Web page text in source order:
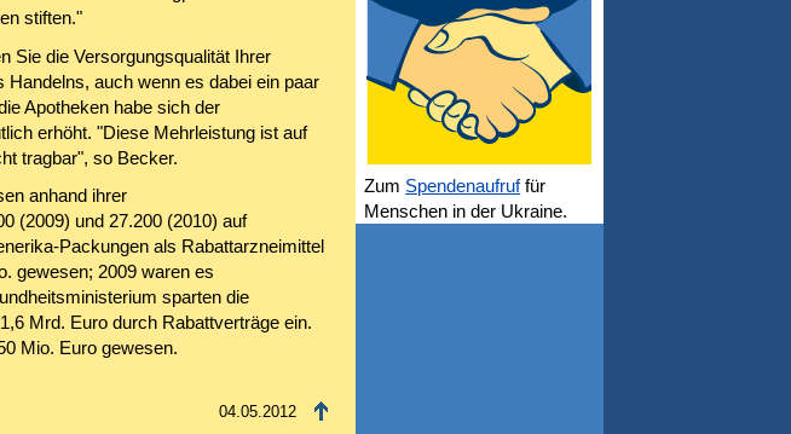
stiften."
Sie die Versorgungsqualität Ihrer
auch wenn es dabei ein paar
Apotheken habe sich der
erhöht. "Diese Mehrleistung ist auf
tragbar", so Becker.
anhand ihrer
(2009) und 27.200 (2010) auf
Packungen als Rabattarzneimittel
gewesen; 2009 waren es
sparten die
Mrd. Euro durch Rabattverträge ein.
Mio. Euro gewesen.
04.05.2012
Zum Spendenaufruffür
Menschen in der Ukraine.